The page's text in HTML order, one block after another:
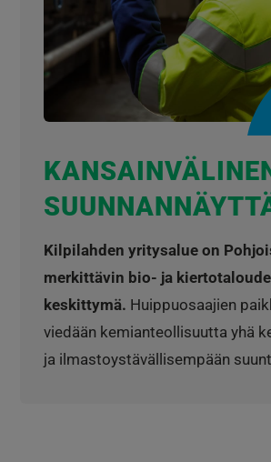
Kilpilahden yritysalue on
merkittävin bio- ja
keskittymä. Huippuosaajien
viedään kemianteollisuutta yhä
ja ilmastoystävällisempään